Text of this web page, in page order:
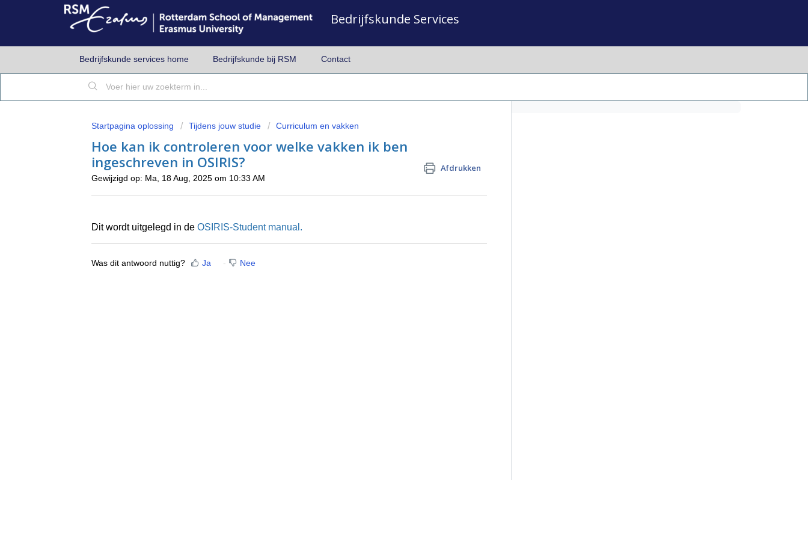
Bedrijfskunde Services
Bedrijfskunde services home Bedrijfskunde bij RSM Contact
Startpagina oplossing Tijdens jouw studie Curriculum en vakken
Hoe kan ik controleren voor welke vakken ik ben
ingeschreven in OSIRIS?
Afdrukken
Gewijzigd op: Ma, 18 Aug, 2025 om 10:33 AM
Dit wordt uitgelegd in de OSIRIS-Student manual.
Was dit antwoord nuttig? Ja Nee